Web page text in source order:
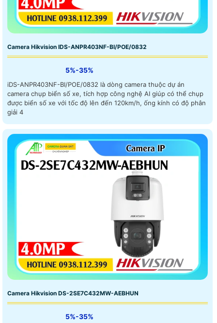
Camera Hikvision IDS-ANPR403NF-BI/POE/0832
5%-35%
iDS-ANPR403NF-BI/POE/0832 là dòng camera thuộc dự án
camera chụp biển số xe, tích hợp công nghệ AI giúp có thể chụp
được biển số xe với tốc độ lên đến 120km/h, ống kính có độ phân
giải 4
Camera Hikvision DS-2SE7C432MW-AEBHUN
5%-35%